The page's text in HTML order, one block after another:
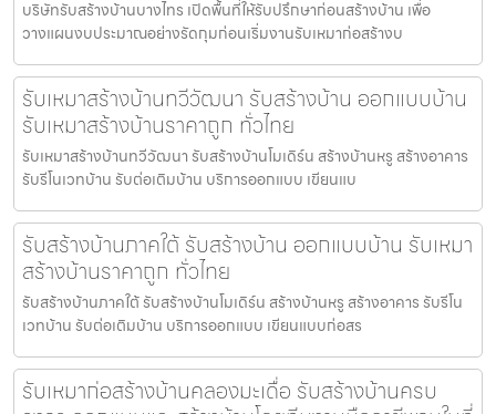
บริษัทรับสร้างบ้านบางไทร เปิดพื้นที่ให้รับปรึกษาก่อนสร้างบ้าน เพื่อ
วางแผนงบประมาณอย่างรัดกุมก่อนเริ่มงานรับเหมาก่อสร้างบ
รับเหมาสร้างบ้านทวีวัฒนา รับสร้างบ้าน ออกแบบบ้าน
รับเหมาสร้างบ้านราคาถูก ทั่วไทย
รับเหมาสร้างบ้านทวีวัฒนา รับสร้างบ้านโมเดิร์น สร้างบ้านหรู สร้างอาคาร
รับรีโนเวทบ้าน รับต่อเติมบ้าน บริการออกแบบ เขียนแบ
รับสร้างบ้านภาคใต้ รับสร้างบ้าน ออกแบบบ้าน รับเหมา
สร้างบ้านราคาถูก ทั่วไทย
รับสร้างบ้านภาคใต้ รับสร้างบ้านโมเดิร์น สร้างบ้านหรู สร้างอาคาร รับรีโน
เวทบ้าน รับต่อเติมบ้าน บริการออกแบบ เขียนแบบก่อสร
รับเหมาก่อสร้างบ้านคลองมะเดื่อ รับสร้างบ้านครบ